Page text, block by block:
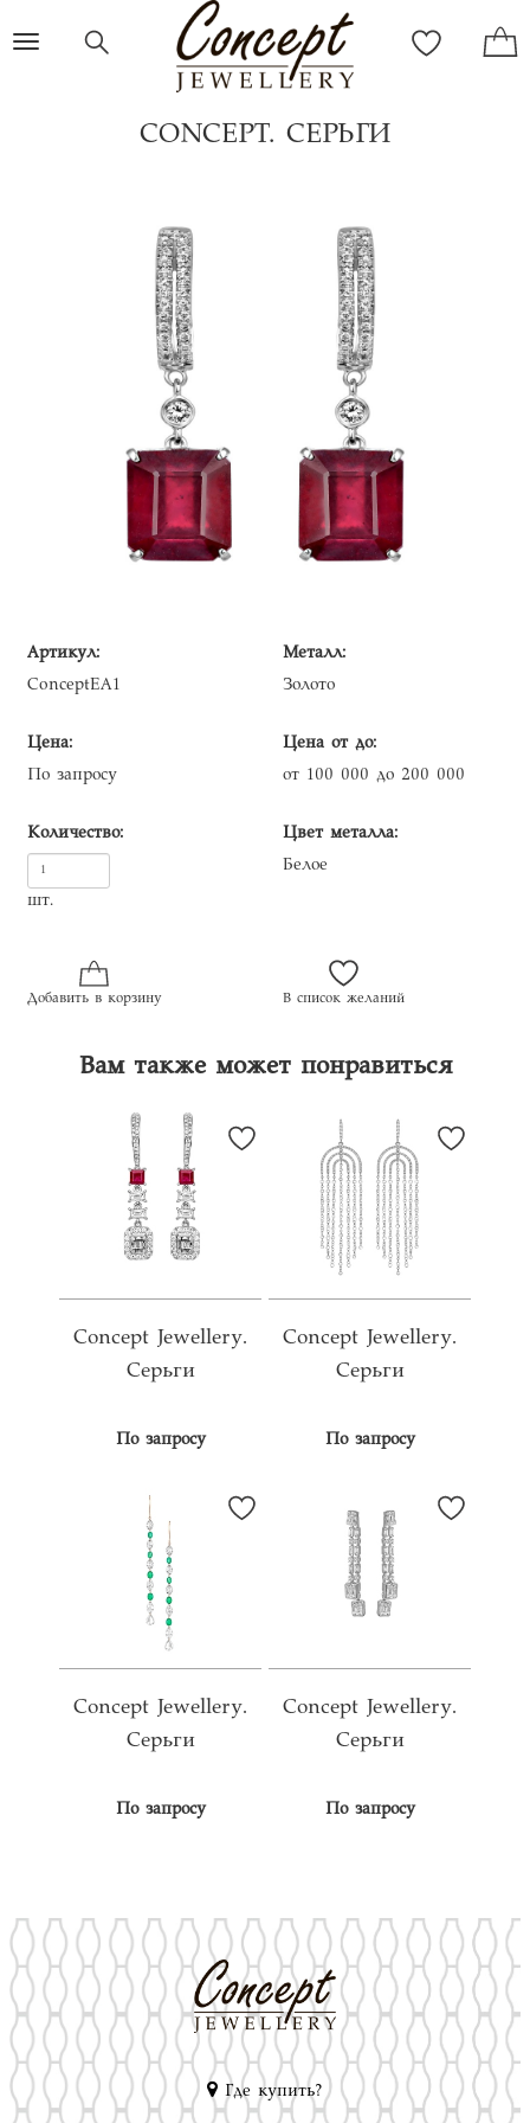
Toggle
CONCEPT. СЕРЬГИ
Артикул:
ConceptEA1
Цена:
По запросу
Количество:
шт.
Металл:
Золото
Цена от до:
от 100 000 до 200 000
Цвет металла:
Белое
Добавить в корзину В список желаний
Вам также может понравиться
Concept Jewellery.
Серьги
По запросу
Concept Jewellery.
Серьги
По запросу
Concept Jewellery.
Серьги
По запросу
Concept Jewellery.
Серьги
По запросу
Где купить?